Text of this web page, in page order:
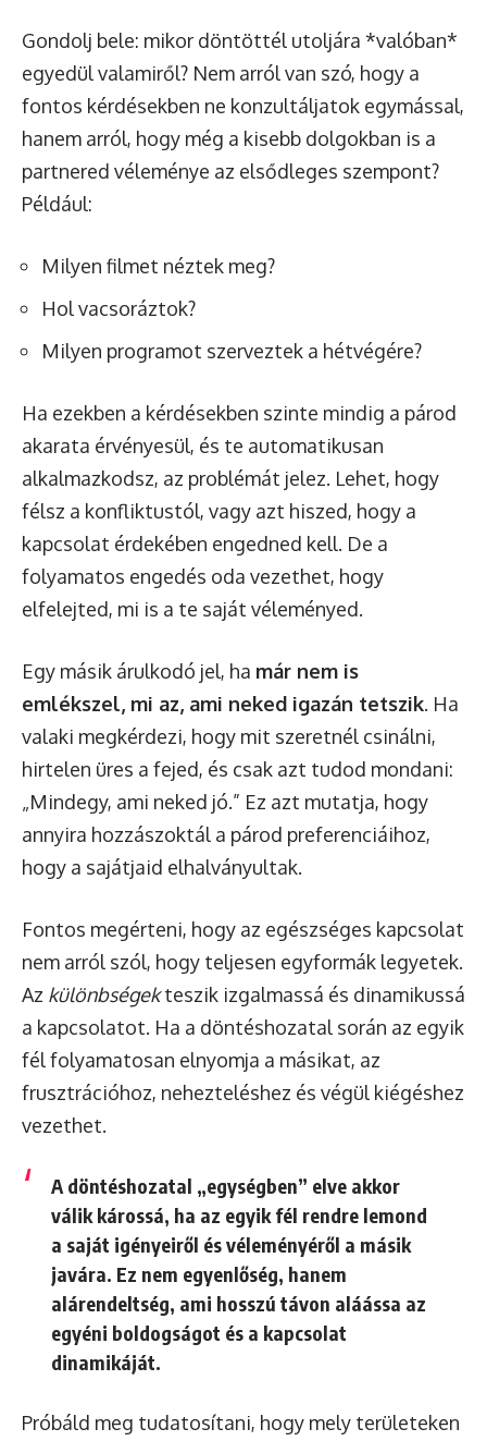
Gondolj bele: mikor döntöttél utoljára *valóban*
egyedül valamiről? Nem arról van szó, hogy a
fontos kérdésekben ne konzultáljatok egymással,
hanem arról, hogy még a kisebb dolgokban is a
partnered véleménye az elsődleges szempont?
Például:
Milyen filmet néztek meg?
Hol vacsoráztok?
Milyen programot szerveztek a hétvégére?
Ha ezekben a kérdésekben szinte mindig a párod
akarata érvényesül, és te automatikusan
alkalmazkodsz, az problémát jelez. Lehet, hogy
félsz a konfliktustól, vagy azt hiszed, hogy a
kapcsolat érdekében engedned kell. De a
folyamatos engedés oda vezethet, hogy
elfelejted, mi is a te saját véleményed.
Egy másik árulkodó jel, ha már nem is
emlékszel, mi az, ami neked igazán tetszik. Ha
valaki megkérdezi, hogy mit szeretnél csinálni,
hirtelen üres a fejed, és csak azt tudod mondani:
„Mindegy, ami neked jó.” Ez azt mutatja, hogy
annyira hozzászoktál a párod preferenciáihoz,
hogy a sajátjaid elhalványultak.
Fontos megérteni, hogy az egészséges kapcsolat
nem arról szól, hogy teljesen egyformák legyetek.
Az különbségekteszik izgalmassá és dinamikussá
a kapcsolatot. Ha a döntéshozatal során az egyik
fél folyamatosan elnyomja a másikat, az
frusztrációhoz, nehezteléshez és végül kiégéshez
vezethet.
A döntéshozatal „egységben” elve akkor
válik károssá, ha az egyik fél rendre lemond
a saját igényeiről és véleményéről a másik
javára. Ez nem egyenlőség, hanem
alárendeltség, ami hosszú távon aláássa az
egyéni boldogságot és a kapcsolat
dinamikáját.
Próbáld meg tudatosítani, hogy mely területeken